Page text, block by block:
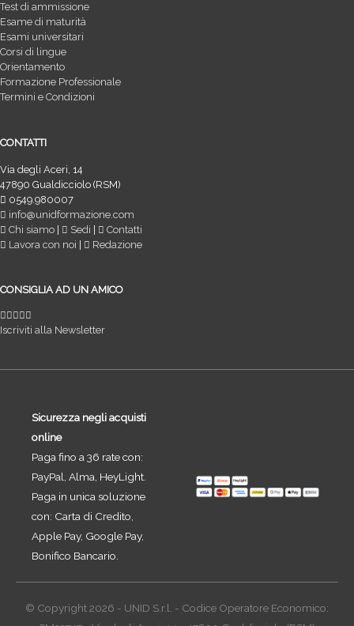
Test di ammissione
Esame di maturità
Esami universitari
Corsi di lingue
Orientamento
Formazione Professionale
Termini e Condizioni
CONTATTI
Via degli Aceri, 14
47890 Gualdicciolo (RSM)
0549.980007
info@unidformazione.com
Chi siamo | Sedi |
Contatti
Lavora con noi | Redazione
CONSIGLIA AD UN AMICO
Iscriviti alla Newsletter
Sicurezza negli acquisti
online
Paga fino a 36 rate con:
PayPal, Alma, HeyLight.
Paga in unica soluzione
con: Carta di Credito,
Apple Pay, Google Pay,
Bonifico Bancario.
© Copyright 2026 - UNID S.r.l. - Codice Operatore Economico: